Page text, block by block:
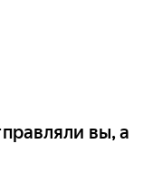
вы, а